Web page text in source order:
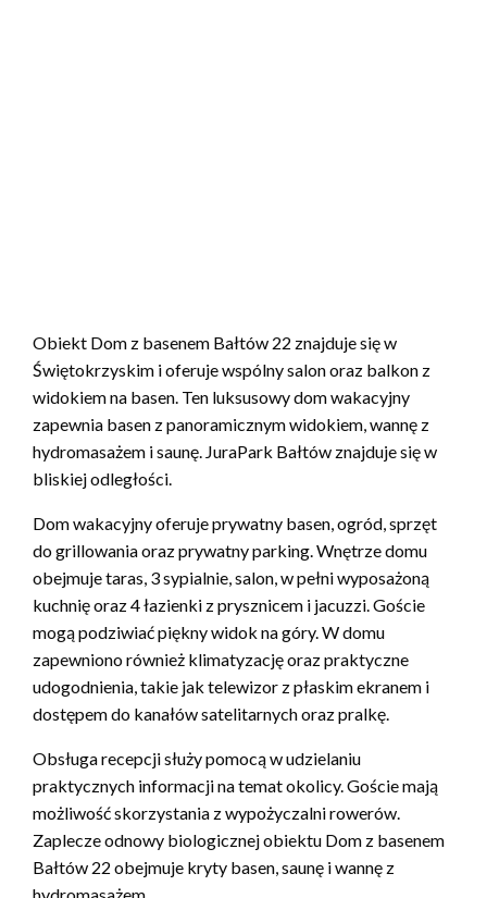
Obiekt Dom z basenem Bałtów 22 znajduje się w
Świętokrzyskim i oferuje wspólny salon oraz balkon z
widokiem na basen. Ten luksusowy dom wakacyjny
zapewnia basen z panoramicznym widokiem, wannę z
hydromasażem i saunę. JuraPark Bałtów znajduje się w
bliskiej odległości.
Dom wakacyjny oferuje prywatny basen, ogród, sprzęt
do grillowania oraz prywatny parking. Wnętrze domu
obejmuje taras, 3 sypialnie, salon, w pełni wyposażoną
kuchnię oraz 4 łazienki z prysznicem i jacuzzi. Goście
mogą podziwiać piękny widok na góry. W domu
zapewniono również klimatyzację oraz praktyczne
udogodnienia, takie jak telewizor z płaskim ekranem i
dostępem do kanałów satelitarnych oraz pralkę.
Obsługa recepcji służy pomocą w udzielaniu
praktycznych informacji na temat okolicy. Goście mają
możliwość skorzystania z wypożyczalni rowerów.
Zaplecze odnowy biologicznej obiektu Dom z basenem
Bałtów 22 obejmuje kryty basen, saunę i wannę z
hydromasażem.